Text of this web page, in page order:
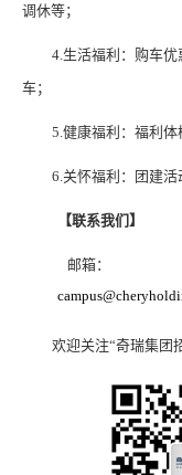
调休等；
4. 生活福利：购车
车；
5. 健康福利：福利体
6. 关怀福利：团建活
【联系我们】
邮箱：
欢迎关注“奇瑞集团